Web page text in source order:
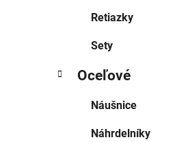
Retiazky
Sety
Oceľové
Náušnice
Náhrdelníky